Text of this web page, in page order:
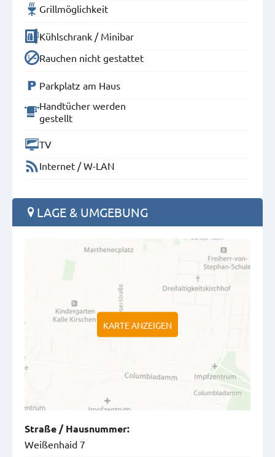
Grillmöglichkeit
Kühlschrank / Minibar
Rauchen nicht gestattet
Parkplatz am Haus
Handtücher werden
gestellt
TV
Internet / W-LAN
LAGE & UMGEBUNG
KARTE ANZEIGEN
Straße / Hausnummer:
Weißenhaid 7